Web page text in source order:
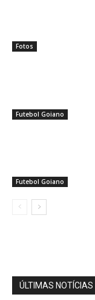
Fotos
Futebol Goiano
Futebol Goiano
ÚLTIMAS NOTÍCIAS